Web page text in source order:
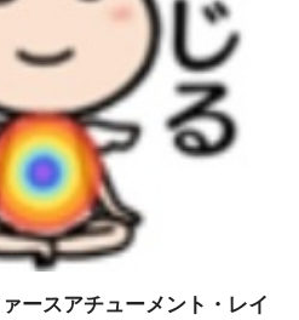
スアチューメント・レイ